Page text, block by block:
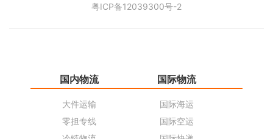
粤ICP备12039300号-2
国内物流
大件运输
零担专线
国际物流
国际海运
国际空运